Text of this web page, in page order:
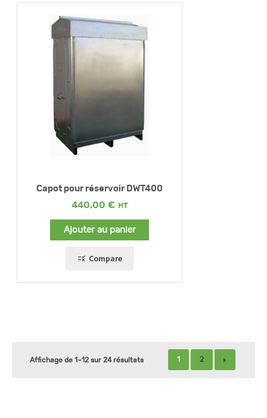
Capot pour réservoir DWT400
440,00 €
Ajouter au panier
Compare
Affichage de 1–12 sur 24 résultats 1 2